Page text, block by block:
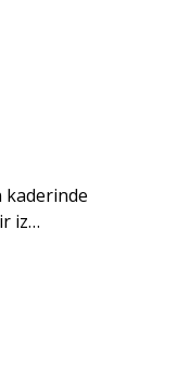
kaderinde
iz…